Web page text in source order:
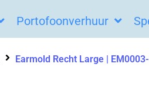
Portofoonverhuur
Earmold Recht Large |